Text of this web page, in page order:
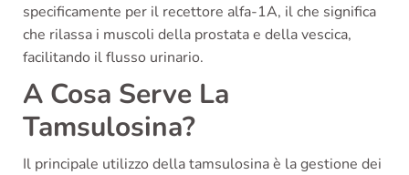
specificamente per il recettore alfa-1A, il che significa
che rilassa i muscoli della prostata e della vescica,
facilitando il flusso urinario.
A Cosa Serve La
Tamsulosina?
Il principale utilizzo della tamsulosina è la gestione dei